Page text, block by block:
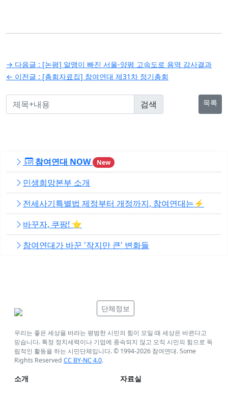
글
탐
색
→ 다음글 : [논평] 알맹이 빠진 서울-양평 고속도로 용역 감사결과
← 이전글 : [총회자료집] 참여연대 제31차 정기총회
목록
참여연대 NOW New
민생희망본부 소개
전세사기특별법 제정부터 개정까지, 참여연대는⚡️
바꾸자, 쿠팡! ⭐️
참여연대가 바꾼 '작지만 큰' 변화들
단체정보
우리는 좋은 세상을 바라는 평범한 시민의 힘이 모일 때 세상은 바뀐다고
믿습니다. 특정 정치세력이나 기업에 종속되지 않고 오직 시민의 힘으로 독
립적인 활동을 하는 시민단체입니다. © 1994-2026 참여연대. Some
Rights Reserved CC BY-NC 4.0.
소개
자료실